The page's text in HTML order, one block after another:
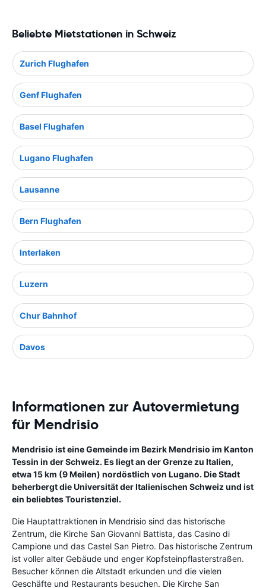
Beliebte Mietstationen in Schweiz
Zurich Flughafen
Genf Flughafen
Basel Flughafen
Lugano Flughafen
Lausanne
Bern Flughafen
Interlaken
Luzern
Chur Bahnhof
Davos
Informationen zur Autovermietung
für Mendrisio
Mendrisio ist eine Gemeinde im Bezirk Mendrisio im Kanton
Tessin in der Schweiz. Es liegt an der Grenze zu Italien,
etwa 15 km (9 Meilen) nordöstlich von Lugano. Die Stadt
beherbergt die Universität der Italienischen Schweiz und ist
ein beliebtes Touristenziel.
Die Hauptattraktionen in Mendrisio sind das historische
Zentrum, die Kirche San Giovanni Battista, das Casino di
Campione und das Castel San Pietro. Das historische Zentrum
ist voller alter Gebäude und enger Kopfsteinpflasterstraßen.
Besucher können die Altstadt erkunden und die vielen
Geschäfte und Restaurants besuchen. Die Kirche San